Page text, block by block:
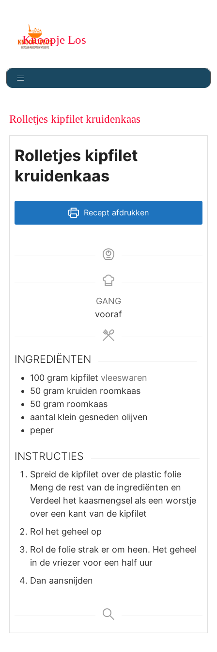
Knoopje Los
Rolletjes kipfilet kruidenkaas
Rolletjes kipfilet
kruidenkaas
Recept afdrukken
GANG
vooraf
INGREDIËNTEN
100 gram kipfilet vleeswaren
50 gram kruiden roomkaas
50 gram roomkaas
aantal klein gesneden olijven
peper
INSTRUCTIES
Spreid de kipfilet over de plastic folie
Meng de rest van de ingrediënten en
Verdeel het kaasmengsel als een worstje
over een kant van de kipfilet
Rol het geheel op
Rol de folie strak er om heen. Het geheel
in de vriezer voor een half uur
Dan aansnijden